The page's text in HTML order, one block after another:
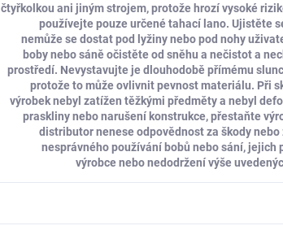
čtyřkolkou ani jiným strojem, protože hrozí vysoké
používejte pouze určené tahací lano. Ujistěte
nemůže se dostat pod lyžiny nebo pod nohy
boby nebo sáně očistěte od sněhu a nečistot a
prostředí. Nevystavujte je dlouhodobě přímému
protože to může ovlivnit pevnost materiálu. Při
výrobek nebyl zatížen těžkými předměty a nebyl
praskliny nebo narušení konstrukce, přestaňte
distributor nenese odpovědnost za škody
nesprávného používání bobů nebo sání, jejich
výrobce nebo nedodržení výše